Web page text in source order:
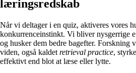
læringsredskab
Når vi deltager i en quiz, aktiveres vores
konkurrenceinstinkt. Vi bliver nysgerrige
og husker dem bedre bagefter. Forskning
viden, også kaldet retrieval practice,
effektivt end blot at læse eller lytte.